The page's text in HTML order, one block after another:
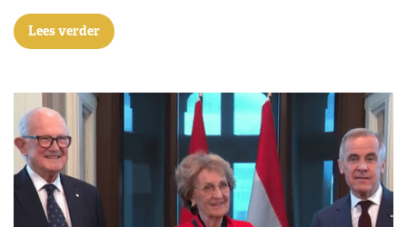
Lees verder